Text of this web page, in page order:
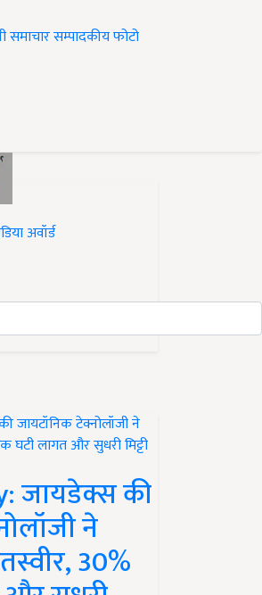
समाचारसम्पादकीयफोटो
अवॉर्ड
जायडेक्स की
ने
30%